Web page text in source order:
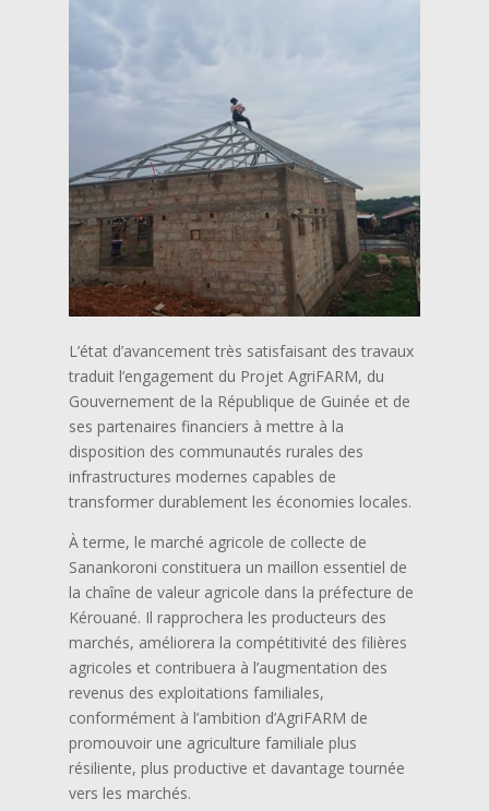
L’état d’avancement très satisfaisant des travaux
traduit l’engagement du Projet AgriFARM, du
Gouvernement de la République de Guinée et de
ses partenaires financiers à mettre à la
disposition des communautés rurales des
infrastructures modernes capables de
transformer durablement les économies locales.
À terme, le marché agricole de collecte de
Sanankoroni constituera un maillon essentiel de
la chaîne de valeur agricole dans la préfecture de
Kérouané. Il rapprochera les producteurs des
marchés, améliorera la compétitivité des filières
agricoles et contribuera à l’augmentation des
revenus des exploitations familiales,
conformément à l’ambition d’AgriFARM de
promouvoir une agriculture familiale plus
résiliente, plus productive et davantage tournée
vers les marchés.